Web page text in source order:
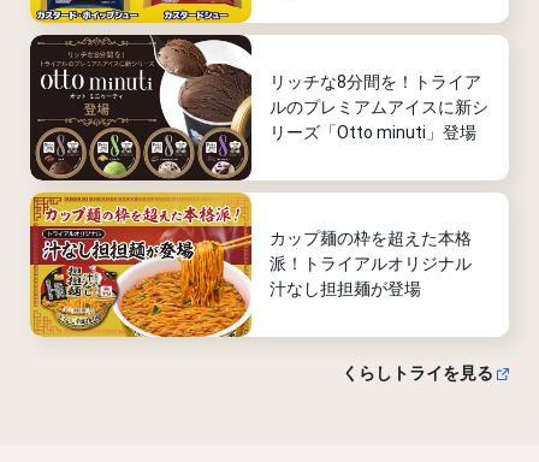
リッチな8分間を！トライア
ルのプレミアムアイスに新シ
リーズ「Otto minuti」登場
カップ麺の枠を超えた本格
派！トライアルオリジナル
汁なし担担麺が登場
くらしトライを見る